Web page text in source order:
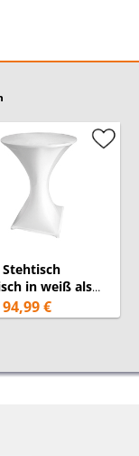
in weiß als
mit Husse
94,99 €